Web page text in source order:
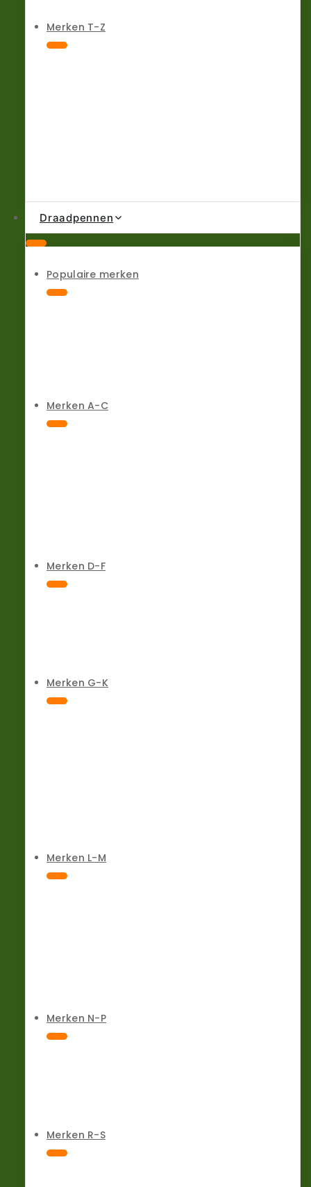
Merken T-Z
Draadpennen
Populaire merken
Merken A-C
Merken D-F
Merken G-K
Merken L-M
Merken N-P
Merken R-S